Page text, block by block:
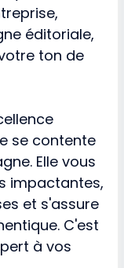
éditoriale,
ton de
se contente
Elle vous
impactantes,
et s'assure
C'est
à vos